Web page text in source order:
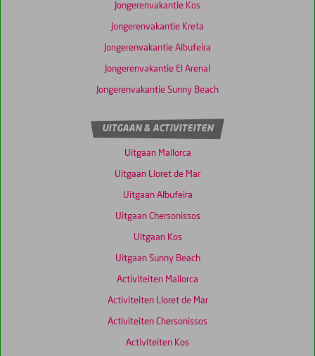
Jongerenvakantie Kos
Jongerenvakantie Kreta
Jongerenvakantie Albufeira
Jongerenvakantie El Arenal
Jongerenvakantie Sunny Beach
UITGAAN & ACTIVITEITEN
Uitgaan Mallorca
Uitgaan Lloret de Mar
Uitgaan Albufeira
Uitgaan Chersonissos
Uitgaan Kos
Uitgaan Sunny Beach
Activiteiten Mallorca
Activiteiten Lloret de Mar
Activiteiten Chersonissos
Activiteiten Kos